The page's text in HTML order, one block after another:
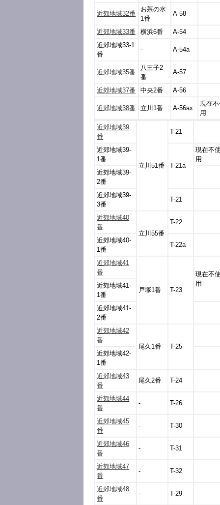
近郊地域32番
お茶の水
1番
A-58
近郊地域33番 横浜6番
A-54
近郊地域33-1
番
- A-54a
近郊地域35番
八王子2
番
A-57
近郊地域37番 中央2番 A-56
近郊地域38番 立川1番 A-56ax
現在
用
近郊地域39
番
立川51番
T-21
近郊地域39-
1番
T-21a
現在不
用
近郊地域39-
2番
近郊地域39-
3番
T-21
近郊地域40
番
立川55番
T-22
近郊地域40-
1番
T-22a
近郊地域41
番
戸塚1番 T-23
現在不
用
近郊地域41-
1番
近郊地域41-
2番
近郊地域42
番
尾久1番
T-25
近郊地域42-
1番
近郊地域43
番
尾久2番 T-24
近郊地域44
番
- T-26
近郊地域45
番
- T-30
近郊地域46
番
- T-31
近郊地域47
番
- T-32
近郊地域48
番
- T-29